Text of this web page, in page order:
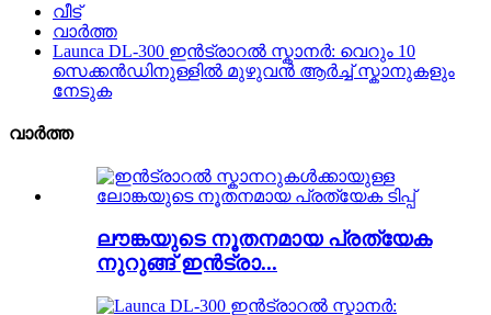
വീട്
വാർത്ത
Launca DL-300 ഇൻട്രാറൽ സ്കാനർ: വെറും 10
സെക്കൻഡിനുള്ളിൽ മുഴുവൻ ആർച്ച് സ്കാനുകളും
നേടുക
വാർത്ത
ലൗങ്കയുടെ നൂതനമായ പ്രത്യേക
നുറുങ്ങ് ഇൻട്രാ...